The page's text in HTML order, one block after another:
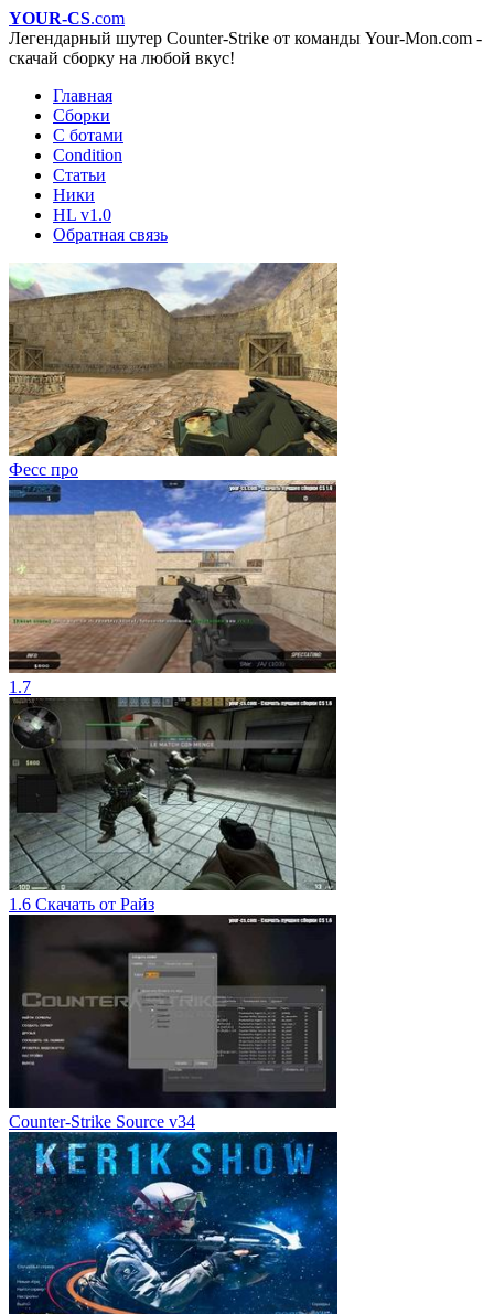
YOUR-CS.com
Легендарный шутер Counter-Strike от команды Your-Mon.com -
скачай сборку на любой вкус!
Главная
Сборки
С ботами
Condition
Статьи
Ники
HL v1.0
Обратная связь
Фесс про
1.7
1.6 Скачать от Райз
Counter-Strike Source v34